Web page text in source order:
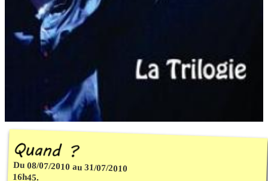
Du 08/07/2010 au 31/07/2010
16h45.